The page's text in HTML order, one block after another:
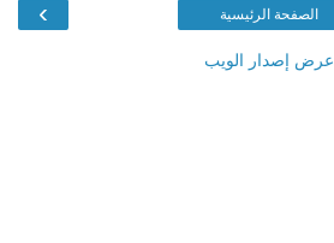
› الصفحة الرئيسية
عرض إصدار الويب